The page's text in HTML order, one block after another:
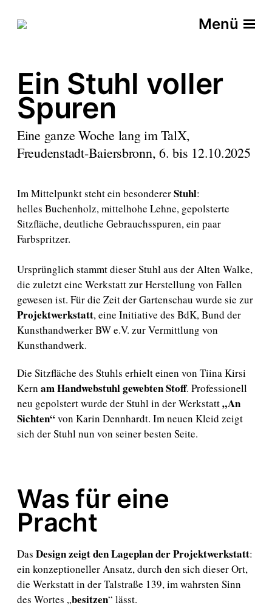
Menü
Ein Stuhl voller
Spuren
Eine ganze Woche lang im TalX,
Freudenstadt-Baiersbronn, 6. bis 12.10.2025
Im Mittelpunkt steht ein besondererStuhl:
helles Buchenholz, mittelhohe Lehne, gepolsterte
Sitzfläche, deutliche Gebrauchsspuren, ein paar
Farbspritzer.
Ursprünglich stammt dieser Stuhl aus der Alten Walke,
die zuletzt eine Werkstatt zur Herstellung von Fallen
gewesen ist. Für die Zeit der Gartenschau wurde sie zur
Projektwerkstatt, eine Initiative des BdK, Bund der
Kunsthandwerker BW e.V. zur Vermittlung von
Kunsthandwerk.
Die Sitzfläche des Stuhls erhielt einen von Tiina Kirsi
Kern am Handwebstuhl gewebten Stoff. Professionell
neu gepolstert wurde der Stuhl in der Werkstatt„An
Sichten“von Karin Dennhardt. Im neuen Kleid zeigt
sich der Stuhl nun von seiner besten Seite.
Was für eine
Pracht
Das Design zeigt den Lageplan der Projektwerkstatt:
ein konzeptioneller Ansatz, durch den sich dieser Ort,
die Werkstatt in der Talstraße 139, im wahrsten Sinn
des Wortes „besitzen“ lässt.